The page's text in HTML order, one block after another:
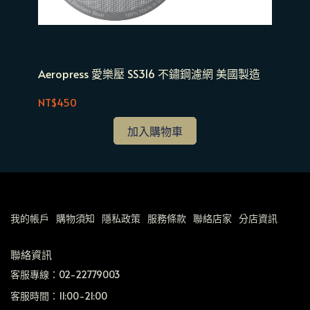
Aeropress 愛樂壓 SS316 不鏽鋼濾網 美國製造
NT$450
加入購物車
我的帳戶 購物須知 隱私政策 服務條款 聯絡店家 分店資訊
聯絡資訊
客服專線：02-22779003
客服時間：11:00-21:00